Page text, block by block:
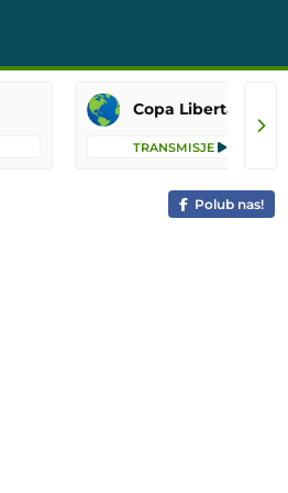
TRANSMISJE 6
Polub nas!